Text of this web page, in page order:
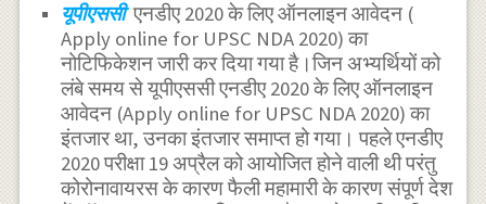
यूपीएससीएनडीए 2020 के लिए ऑनलाइन आवेदन (
Apply online for UPSC NDA 2020) का
नोटिफिकेशन जारी कर दिया गया है।जिन अभ्यर्थियों को
लंबे समय से यूपीएससी एनडीए 2020 के लिए ऑनलाइन
आवेदन (Apply online for UPSC NDA 2020) का
इंतजार था, उनका इंतजार समाप्त हो गया। पहले एनडीए
2020 परीक्षा 19 अप्रैल को आयोजित होने वाली थी परंतु
कोरोनावायरस के कारण फैली महामारी के कारण संपूर्ण देश